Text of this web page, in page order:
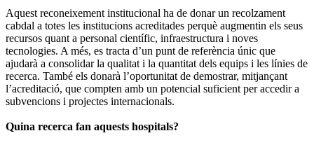
Aquest reconeixement institucional ha de donar un recolzament
cabdal a totes les institucions acreditades perquè augmentin els seus
recursos quant a personal científic, infraestructura i noves
tecnologies. A més, es tracta d’un punt de referència únic que
ajudarà a consolidar la qualitat i la quantitat dels equips i les línies de
recerca. També els donarà l’oportunitat de demostrar, mitjançant
l’acreditació, que compten amb un potencial suficient per accedir a
subvencions i projectes internacionals.
Quina recerca fan aquests hospitals?